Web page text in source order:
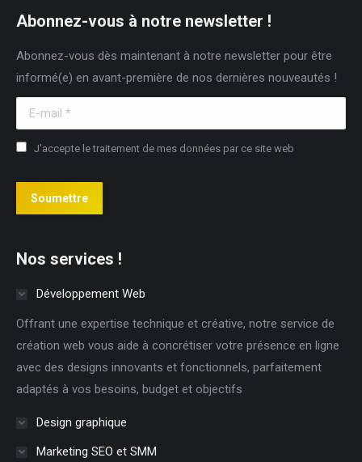
opens
new
window
opens
new
window
opens
new
window
Abonnez-vous à notre newsletter !
Abonnez-vous dès maintenant à notre newsletter pour être
informé(e) en avant-première de nos dernières nouveautés !
E-mail *
J'accepte le traitement de mes données par ce site web
Soumettre
Nos services !
Développement Web
Offrant une expertise technique et créative, notre service de
création web vous aide à concrétiser votre présence en ligne
avec des designs innovants et fonctionnels, parfaitement
adaptés à vos besoins, budget et objectifs
Design graphique
Marketing SEO et SMM